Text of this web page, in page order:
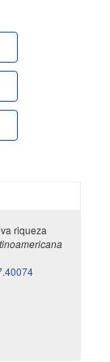
riqueza